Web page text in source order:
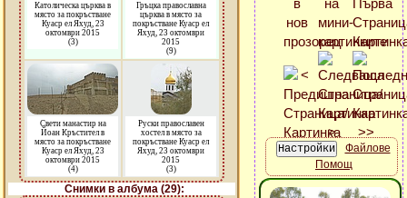
Католическа църква в
място за покръстване
Куаср ел Яхуд, 23
октомври 2015
(3)
Гръцка православна
църква в място за
покръстване Куаср ел
Яхуд, 23 октомври
2015
(9)
Свети манастир на
Йоан Кръстител в
място за покръстване
Куаср ел Яхуд, 23
октомври 2015
(4)
Руски православен
хостел в място за
покръстване Куаср ел
Яхуд, 23 октомври
2015
(3)
Снимки в албума (29):
Файлове
Помощ